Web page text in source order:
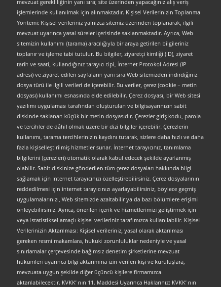
mevzuat gerekliliğinin yanı sıra; site üzerinden yapacağınız alış veriş
işlemlerinde kullanılmak için alınmaktadır. Kişisel Verilerinizin Toplanma
Yöntemi: Kişisel verileriniz yalnızca sitemiz üzerinden toplanarak, ilgili
mevzuat uyarınca yasal süreler içerisinde saklanmaktadır. Ayrıca, Web
sitemizin kullanımı (tarama) aracılığıyla bir araya getirilen bilgileriniz
toplanır ve işleme tabi tutulur. Bu bilgiler, ziyaretçi kimliği (ID), ziyaret
tarih ve saati, kullandığınız tarayıcı tipi, İnternet Protokol Adresi (IP
adresi) ve ziyaret edilen sayfaların yanı sıra Web sitemizden indirdiğiniz
dosya türü ile ilgili verileri de içerebilir. Bu veriler, çerez (cookie – metin
dosyası) kullanımı esnasında elde edilebilir. Çerez dosyası, bir Web sitesi
yazılımı uygulaması tarafından oluşturulan ve bilgisayarınızın sabit
diskinde saklanan küçük bir metin dosyasıdır. Çerezler giriş kodu, parola
ve tercihler de dâhil olmak üzere bir dizi bilgiler içerebilir. Çerezlerin
kullanımı, tarama tercihlerinizin kaydını tutarak, sizlere daha hızlı ve daha
fazla kişiselleştirilmiş hizmetler sunar. İnternet tarayıcınız, tanımlama
bilgilerini (çerezleri) otomatik olarak kabul edecek şekilde ayarlanmış
olabilir. Sabit diskinize gönderilen tüm çerez dosyaları hakkında bilgi
sağlamak için İnternet tarayıcınızı özelleştirebilirsiniz. Çerez dosyalarının
reddedilmesi için internet tarayıcınızı ayarlayabilirsiniz, böylece geçmiş
uygulamalarınızı, Web sitemizde azaltabilir ya da bazı bölümlere erişimi
önleyebilirsiniz. Ayrıca, önerilen içerik ve hizmetlerimizi geliştirmek için
veya istatistiksel amaçlı kişisel verileriniz tarafımızca kullanılabilir. Kişisel
Verilerinizin Aktarılması: Kişisel verileriniz, yasal olarak aktarılması
gereken resmi makamlara, hukuki zorunluluklar nedeniyle ve yasal
sınırlamalar çerçevesinde bağımsız denetim şirketlerine mevzuat
hükümleri uyarınca bilgi aktarımına izin verilen kişi ve kuruluşlara,
mevzuata uygun şekilde diğer üçüncü kişilere firmamızca
aktarılabilecektir. KVKK’ nın 11. Maddesi Uyarınca Haklarınız: KVKK’ nın